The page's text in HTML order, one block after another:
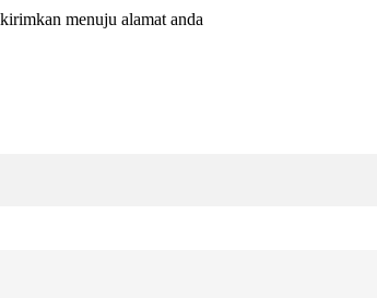
menuju alamat anda